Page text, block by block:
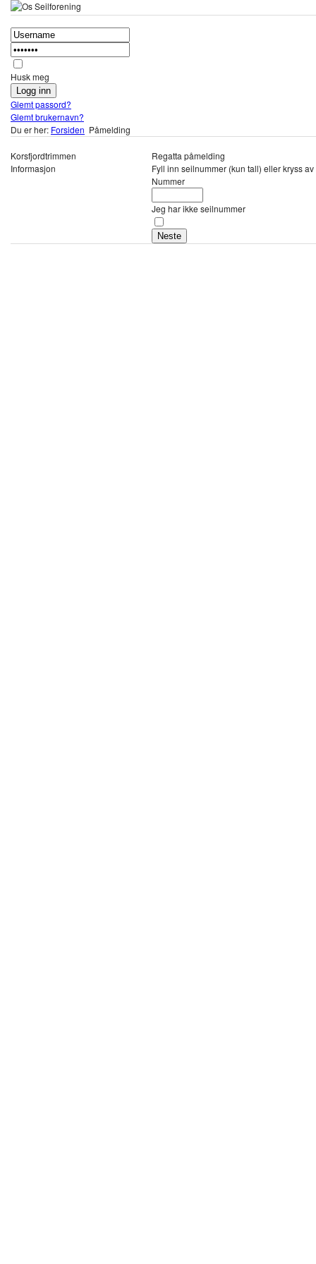
Husk meg
Glemt passord?
Glemt brukernavn?
Du er her: Forsiden Påmelding
Korsfjordtrimmen
Informasjon
Regatta påmelding
Fyll inn seilnummer (kun tall) eller kryss
Nummer
Jeg har ikke seilnummer
Neste